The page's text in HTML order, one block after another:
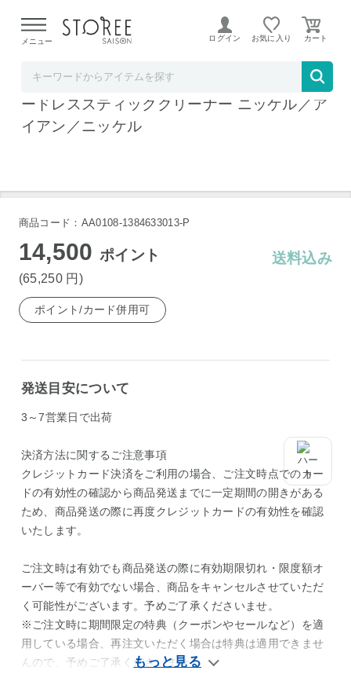
よる配送遅延が発生しております。
メニュー ログイン お気に入り
ダイソン SV46FF V12 Detect Slim Fluffy コ
ードレススティッククリーナー ニッケル／ア
イアン／ニッケル
商品コード：AA0108-1384633013-P
14,500ポイント
(65,250 円 )
送料込み
ポイント/カード併用可
発送目安について
3～7営業日で出荷
決済方法に関するご注意事項
クレジットカード決済をご利用の場合、ご注文時点でのカー
ドの有効性の確認から商品発送までに一定期間の開きがある
ため、商品発送の際に再度クレジットカードの有効性を確認
いたします。
ご注文時は有効でも商品発送の際に有効期限切れ・限度額オ
ーバー等で有効でない場合、商品をキャンセルさせていただ
く可能性がございます。予めご了承くださいませ。
※ご注文時に期間限定の特典（クーポンやセールなど）を適
用している場合、再注文いただく場合は特典は適用できませ
んので、予めご了承くださいませ。